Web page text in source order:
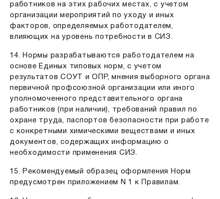
работников на этих рабочих местах, с учетом
организации мероприятий по уходу и иных
факторов, определяемых работодателем,
влияющих на уровень потребности в СИЗ.
14. Нормы разрабатываются работодателем на
основе Единых типовых норм, с учетом
результатов СОУТ и ОПР, мнения выборного органа
первичной профсоюзной организации или иного
уполномоченного представительного органа
работников (при наличии), требований правил по
охране труда, паспортов безопасности при работе
с конкретными химическими веществами и иных
документов, содержащих информацию о
необходимости применения СИЗ.
15. Рекомендуемый образец оформления Норм
предусмотрен приложением N 1 к Правилам.